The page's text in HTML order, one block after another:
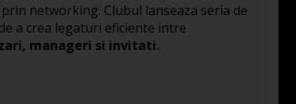
networking. Clubul lanseaza seria de
a crea legaturi eficiente intre
manageri si invitati.